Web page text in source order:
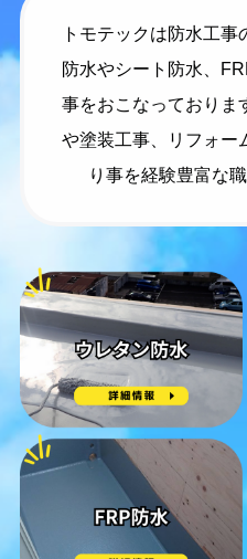
トモテックは防水工
防水やシート防水、
事をおこなっておりま
や塗装工事、リフォー
り事を経験豊富な